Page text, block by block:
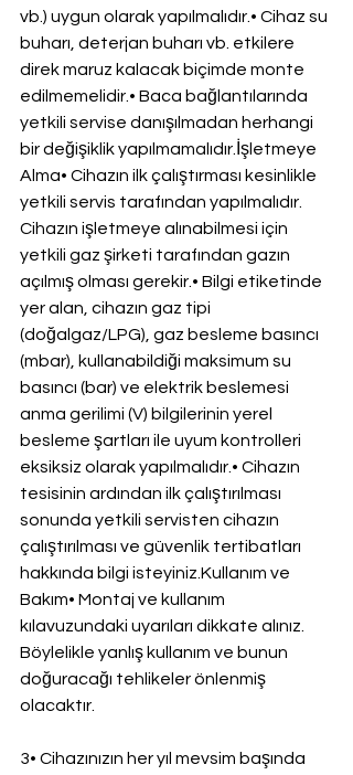
vb.) uygun olarak yapılmalıdır.• Cihaz su
buharı, deterjan buharı vb. etkilere
direk maruz kalacak biçimde monte
edilmemelidir.• Baca bağlantılarında
yetkili servise danışılmadan herhangi
bir değişiklik yapılmamalıdır.İşletmeye
Alma• Cihazın ilk çalıştırması kesinlikle
yetkili servis tarafından yapılmalıdır.
Cihazın işletmeye alınabilmesi için
yetkili gaz şirketi tarafından gazın
açılmış olması gerekir.• Bilgi etiketinde
yer alan, cihazın gaz tipi
(doğalgaz/LPG), gaz besleme basıncı
(mbar), kullanabildiği maksimum su
basıncı (bar) ve elektrik beslemesi
anma gerilimi (V) bilgilerinin yerel
besleme şartları ile uyum kontrolleri
eksiksiz olarak yapılmalıdır.• Cihazın
tesisinin ardından ilk çalıştırılması
sonunda yetkili servisten cihazın
çalıştırılması ve güvenlik tertibatları
hakkında bilgi isteyiniz.Kullanım ve
Bakım• Montaj ve kullanım
kılavuzundaki uyarıları dikkate alınız.
Böylelikle yanlış kullanım ve bunun
doğuracağı tehlikeler önlenmiş
olacaktır.
3• Cihazınızın her yıl mevsim başında